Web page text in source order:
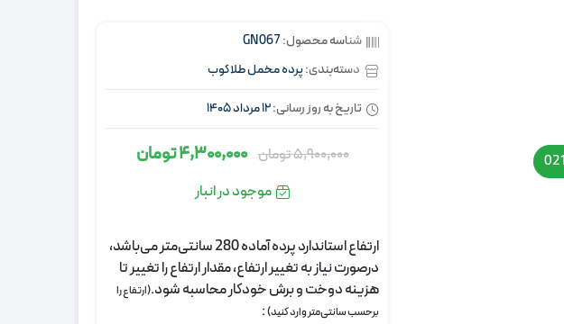
شناسه محصول:GN067
دسته‌بندی:پرده مخمل طلاکوب
تاریخ به روز رسانی:12 مرداد 1405
5,900,000تومان
قیمت
اصلی:
تومان
بود.
4,300,000تومان
قیمت
فعلی:
تومان.
موجود در انبار
ارتفاع استاندارد پرده آماده 280 سانتی‌متر می‌باشد،
درصورت نیاز به تغییر ارتفاع، مقدار ارتفاع را تغییر تا
هزینه دوخت و برش خودکار محاسبه شود.(ارتفاع را
برحسب سانتی‌متر وارد کنید):